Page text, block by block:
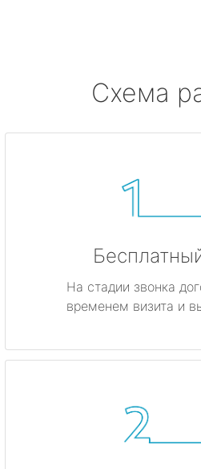
Схема
На стадии звонка
временем визита и